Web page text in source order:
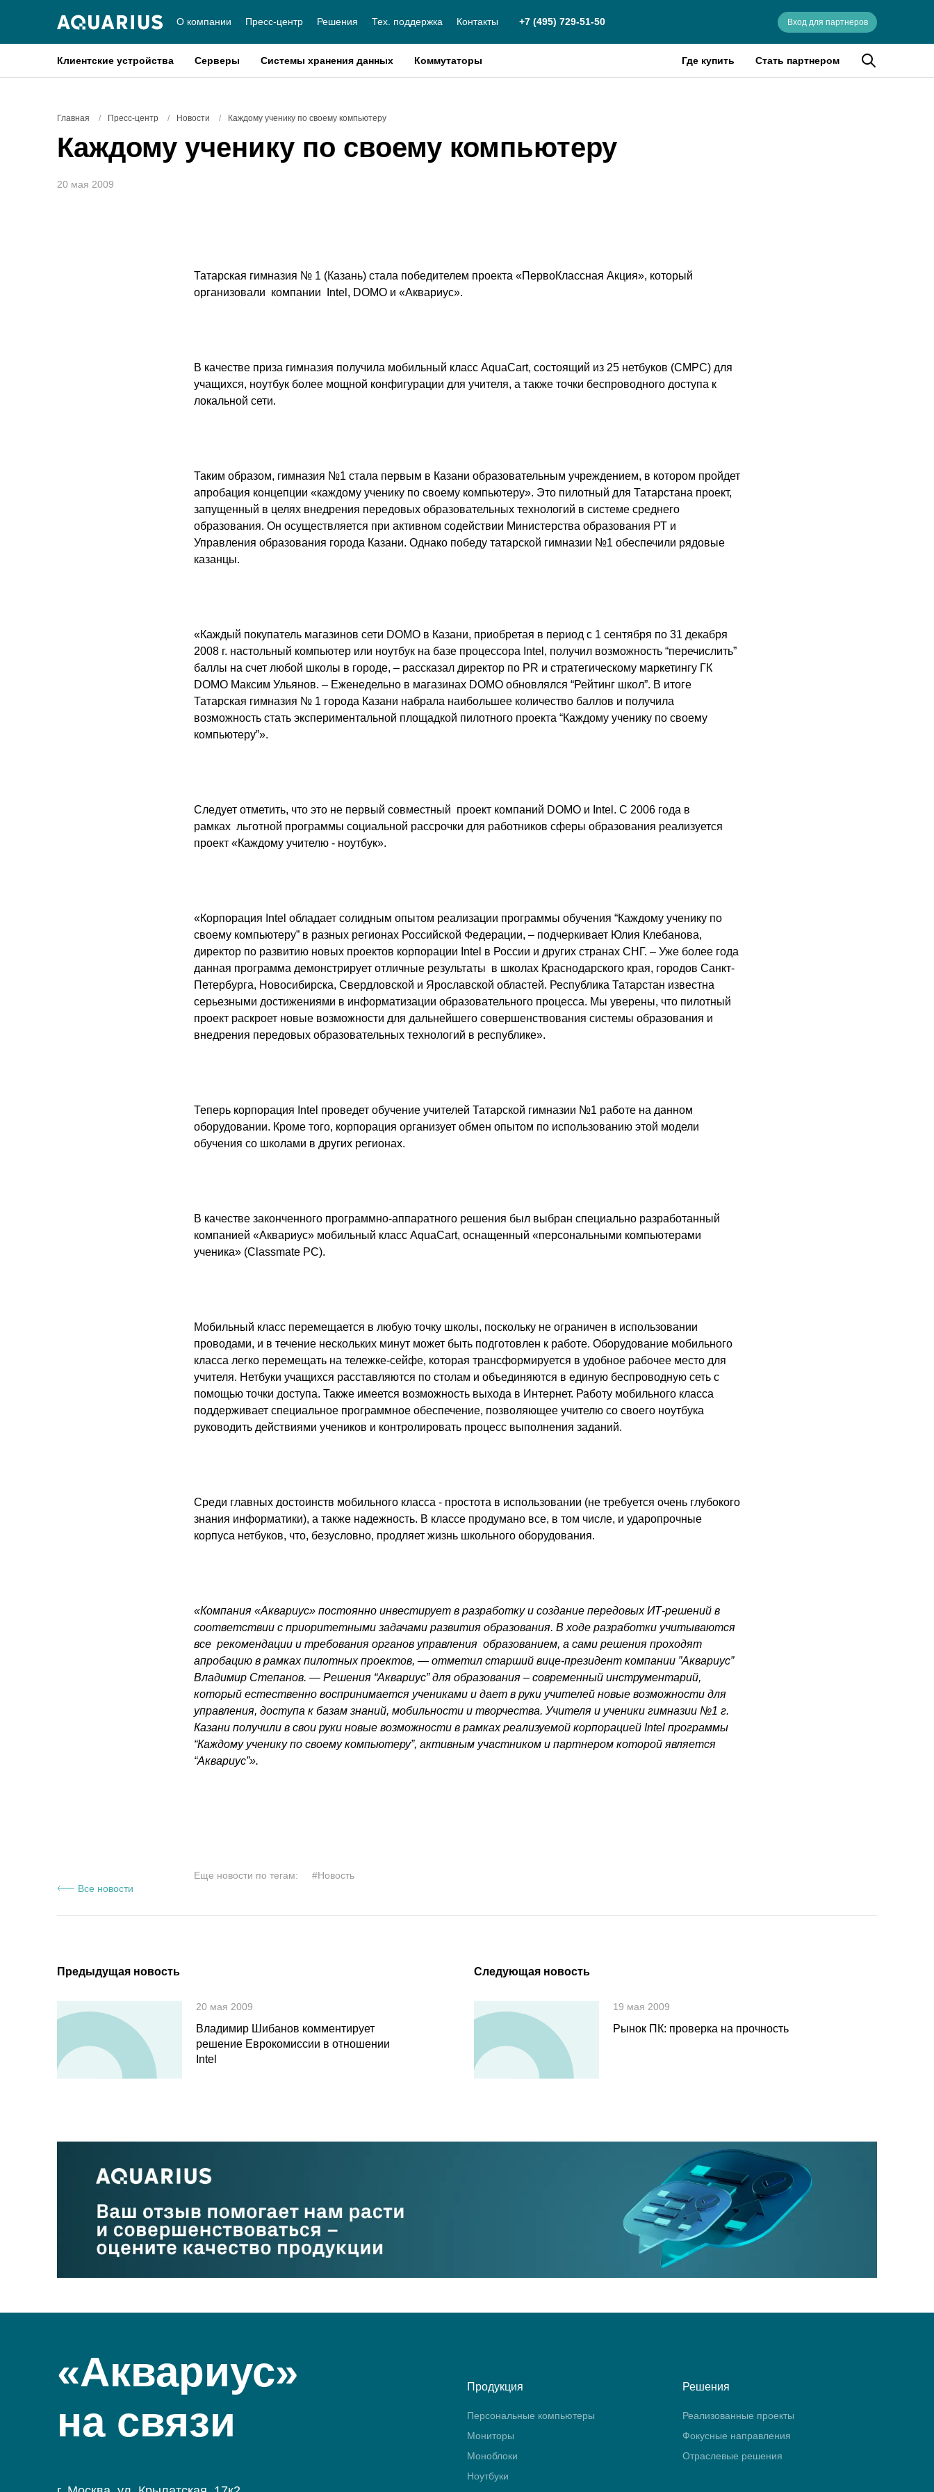
О компании Пресс-центр Решения Тех. поддержка Контакты +7 (495) 729-51-50 Вход для партнеров
Клиентские устройства Серверы Системы хранения данных Коммутаторы Где купить Стать партнером
Главная / Пресс-центр / Новости / Каждому ученику по своему компьютеру
Каждому ученику по своему компьютеру
20 мая 2009
Все новости
Татарская гимназия № 1 (Казань) стала победителем проекта «ПервоКлассная Акция», который
организовали компании
ntel, DОМО и «Аквариус».
В качестве приза гимназия получила мобильный класс AquaCart, состоящий из 25 нетбуков (CMPC) для
учащихся, ноутбук более мощной конфигурации для учителя, а также точки беспроводного доступа к
локальной сети.
Таким образом, гимназия №1 стала первым в Казани образовательным учреждением, в котором пройдет
апробация концепции «каждому ученику по своему компьютеру». Это пилотный для Татарстана проект,
запущенный в целях внедрения передовых образовательных технологий в системе среднего
образования. Он осуществляется при активном содействии Министерства образования РТ и
Управления образования города Казани. Однако победу татарской гимназии №1 обеспечили рядовые
казанцы.
«Каждый покупатель магазинов сети DOMO в Казани, приобретая в период с 1 сентября по 31 декабря
2008 г. настольный компьютер или ноутбук на базе процессора ntel, получил возможность “перечислить”
баллы на счет любой школы в городе, – рассказал директор по PR и стратегическому маркетингу ГК
DOMO Максим Ульянов. – Еженедельно в магазинах DOMO обновлялся “Рейтинг школ”. В итоге
Татарская гимназия № 1 города Казани набрала наибольшее количество баллов и получила
возможность стать экспериментальной площадкой пилотного проекта “Каждому ученику по своему
компьютеру”».
Следует отметить, что это не первый совместный проект компаний DOMO и ntel. C 2006 года в
рамках льготной программы социальной рассрочки для работников сферы образования реализуется
проект «Каждому учителю - ноутбук».
«Корпорация ntel обладает солидным опытом реализации программы обучения “Каждому ученику по
своему компьютеру” в разных регионах Российской Федерации, – подчеркивает Юлия Клебанова,
директор по развитию новых проектов корпорации ntel в России и других странах СНГ. – Уже более года
данная программа демонстрирует отличные результаты в школах Краснодарского края, городов Санкт-
Петербурга, Новосибирска, Свердловской и Ярославской областей. Республика Татарстан известна
серьезными достижениями в информатизации образовательного процесса. Мы уверены, что пилотный
проект раскроет новые возможности для дальнейшего совершенствования системы образования и
внедрения передовых образовательных технологий в республике».
Теперь корпорация ntel проведет обучение учителей Татарской гимназии №1 работе на данном
оборудовании. Кроме того, корпорация организует обмен опытом по использованию этой модели
обучения со школами в других регионах.
В качестве законченного программно-аппаратного решения был выбран специально разработанный
компанией «Аквариус» мобильный класс AquaCart, оснащенный «персональными компьютерами
ученика» (Classmate PC).
Мобильный класс перемещается в любую точку школы, поскольку не ограничен в использовании
проводами, и в течение нескольких минут может быть подготовлен к работе. Оборудование мобильного
класса легко перемещать на тележке-сейфе, которая трансформируется в удобное рабочее место для
учителя. Нетбуки учащихся расставляются по столам и объединяются в единую беспроводную сеть с
помощью точки доступа. Также имеется возможность выхода в Интернет. Работу мобильного класса
поддерживает специальное программное обеспечение, позволяющее учителю со своего ноутбука
руководить действиями учеников и контролировать процесс выполнения заданий.
Среди главных достоинств мобильного класса - простота в использовании (не требуется очень глубокого
знания информатики), а также надежность. В классе продумано все, в том числе, и ударопрочные
корпуса нетбуков, что, безусловно, продляет жизнь школьного оборудования.
«Компания «Аквариус» постоянно инвестирует в разработку и создание передовых ИТ-решений в
соответствии с приоритетными задачами развития образования. В ходе разработки учитываются
все рекомендации и требования органов управления образованием, а сами решения проходят
апробацию в рамках пилотных проектов, — отметил старший вице-президент компании ”Аквариус”
Владимир Степанов. — Решения “Аквариус” для образования – современный инструментарий,
который естественно воспринимается учениками и дает в руки учителей новые возможности для
управления, доступа к базам знаний, мобильности и творчества. Учителя и ученики гимназии №1 г.
Казани получили в свои руки новые возможности в рамках реализуемой корпорацией Intel программы
“Каждому ученику по своему компьютеру”, активным участником и партнером которой является
“Аквариус”».
Еще новости по тегам: #Новость
Предыдущая новость
20 мая 2009
Владимир Шибанов комментирует
решение Еврокомиссии в отношении
Intel
Следующая новость
19 мая 2009
Рынок ПК: проверка на прочность
«Аквариус»
на связи
Продукция
Персональные компьютеры
Мониторы
Моноблоки
Ноутбуки
Решения
Реализованные проекты
Фокусные направления
Отраслевые решения